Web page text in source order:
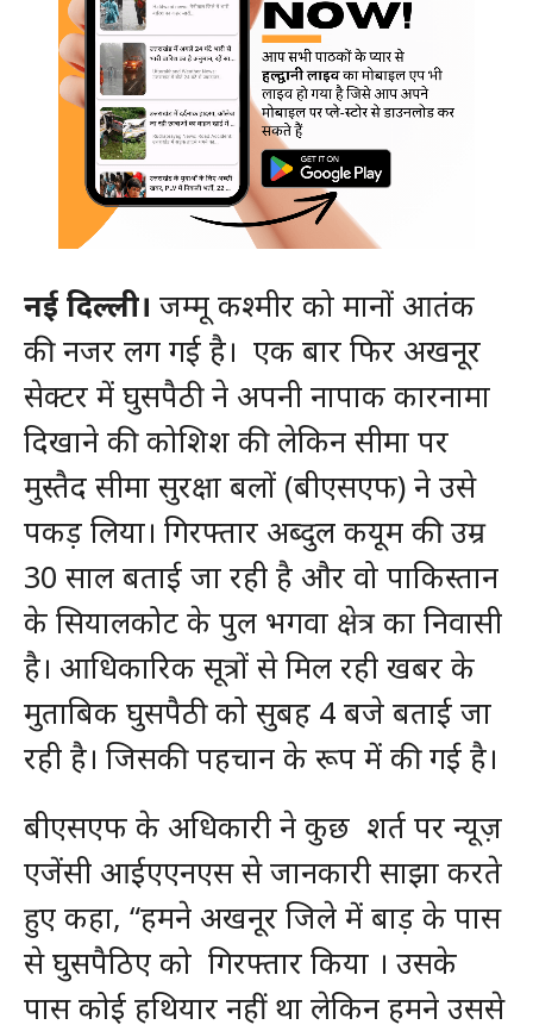
नई दिल्ली। जम्मू कश्मीर को मानों आतंक
की नजर लग गई है। एक बार फिर अखनूर
सेक्टर में घुसपैठी ने अपनी नापाक कारनामा
दिखाने की कोशिश की लेकिन सीमा पर
मुस्तैद सीमा सुरक्षा बलों (बीएसएफ) ने उसे
पकड़ लिया। गिरफ्तार अब्दुल कयूम की उम्र
30 साल बताई जा रही है और वो पाकिस्तान
के सियालकोट के पुल भगवा क्षेत्र का निवासी
है। आधिकारिक सूत्रों से मिल रही खबर के
मुताबिक घुसपैठी को सुबह 4 बजे बताई जा
रही है। जिसकी पहचान के रूप में की गई है।
बीएसएफ के अधिकारी ने कुछ शर्त पर न्यूज़
एजेंसी आईएएनएस से जानकारी साझा करते
हुए कहा, “हमने अखनूर जिले में बाड़ के पास
से घुसपैठिए को गिरफ्तार किया । उसके
पास कोई हथियार नहीं था लेकिन हमने उससे